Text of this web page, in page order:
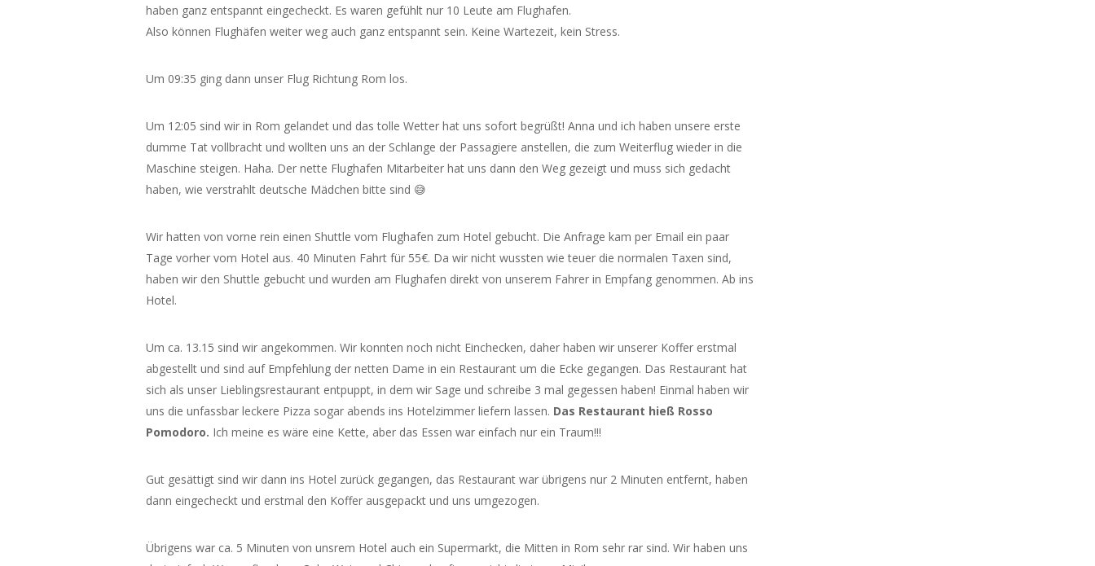
haben ganz entspannt eingecheckt. Es waren gefühlt nur 10 Leute am Flughafen.
Also können Flughäfen weiter weg auch ganz entspannt sein. Keine Wartezeit, kein Stress.
Um 09:35 ging dann unser Flug Richtung Rom los.
Um 12:05 sind wir in Rom gelandet und das tolle Wetter hat uns sofort begrüßt! Anna und ich haben unsere erste
dumme Tat vollbracht und wollten uns an der Schlange der Passagiere anstellen, die zum Weiterflug wieder in die
Maschine steigen. Haha. Der nette Flughafen Mitarbeiter hat uns dann den Weg gezeigt und muss sich gedacht
haben, wie verstrahlt deutsche Mädchen bitte sind 😅
Wir hatten von vorne rein einen Shuttle vom Flughafen zum Hotel gebucht. Die Anfrage kam per Email ein paar
Tage vorher vom Hotel aus. 40 Minuten Fahrt für 55€. Da wir nicht wussten wie teuer die normalen Taxen sind,
haben wir den Shuttle gebucht und wurden am Flughafen direkt von unserem Fahrer in Empfang genommen. Ab ins
Hotel.
Um ca. 13.15 sind wir angekommen. Wir konnten noch nicht Einchecken, daher haben wir unserer Koffer erstmal
abgestellt und sind auf Empfehlung der netten Dame in ein Restaurant um die Ecke gegangen. Das Restaurant hat
sich als unser Lieblingsrestaurant entpuppt, in dem wir Sage und schreibe 3 mal gegessen haben! Einmal haben wir
uns die unfassbar leckere Pizza sogar abends ins Hotelzimmer liefern lassen. Das Restaurant hieß Rosso
Pomodoro. Ich meine es wäre eine Kette, aber das Essen war einfach nur ein Traum!!!
Gut gesättigt sind wir dann ins Hotel zurück gegangen, das Restaurant war übrigens nur 2 Minuten entfernt, haben
dann eingecheckt und erstmal den Koffer ausgepackt und uns umgezogen.
Übrigens war ca. 5 Minuten von unsrem Hotel auch ein Supermarkt, die Mitten in Rom sehr rar sind. Wir haben uns